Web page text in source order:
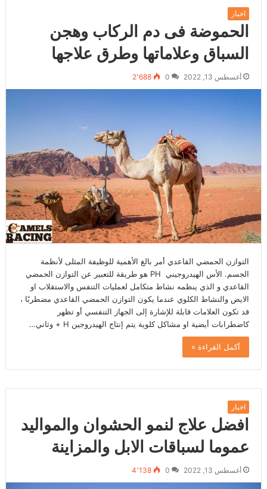
اخبار
الحموضة فى دم الركاب وهجن
السباق وعلاماتها وطرق علاجها
أغسطس 13, 2022 0 2٬688
التوازن الحمضي القاعدي أمر بالغ الأهمية للوظيفة المثلى لأنظمة
الجسم. الأس الهيدروجيني PH هو طريقة للتعبير عن التوازن الحمضي
القاعدي و الذي ينظمه نشاط متكامل لعمليات التنفس والاستقلاب او
الايض والنشاط الكلوي عندما يكون التوازن الحمضي القاعدي مضطربًا ،
قد تكون العلامات قابلة للإشارة إلى الجهاز التنفسي أو تظهر
كاضطرابات أيضية او مشاكل كلوية يتم إنتاج الهيدروجين H + وثاني…
أكمل القراءة »
اخبار
افضل علاج لنمو الحشوان والمواليد
عموما لسباقات الابل والمزاينة
أغسطس 13, 2022 0 4٬138